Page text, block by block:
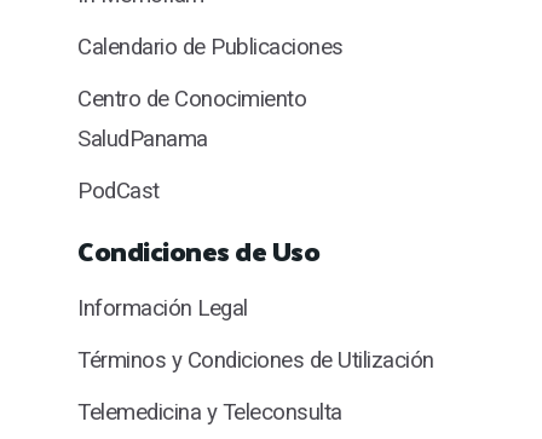
Calendario de Publicaciones
Centro de Conocimiento
SaludPanama
PodCast
Condiciones de Uso
Información Legal
Términos y Condiciones de Utilización
Telemedicina y Teleconsulta